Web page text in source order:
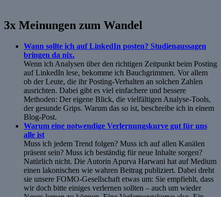
3x Meinungen zum Wandel
Wann sollte ich auf LinkedIn posten? Studienaussagen
bringen da nix.
Wenn ich Analysen über den richtigen Zeitpunkt beim Posting
auf LinkedIn lese, bekomme ich Bauchgrimmen. Vor allem
ob der Leute, die ihr Posting-Verhalten an solchen Zahlen
ausrichten. Dabei gibt es viel einfachere und bessere
Methoden: Der eigene Blick, die vielfältigen Analyse-Tools,
der gesunde Grips. Warum das so ist, beschreibe ich in einem
Blog-Post.
Warum eine notwendige Verlernungskurve gut für uns
alle ist
Muss ich jedem Trend folgen? Muss ich auf allen Kanälen
präsent sein? Muss ich beständig für neue Inhalte sorgen?
Natürlich nicht. Die Autorin Apurva Harwani hat auf Medium
einen lakonischen wie wahren Beitrag publiziert. Dabei dreht
sie unsere FOMO-Gesellschaft etwas um: Sie empfiehlt, dass
wir doch bitte einiges verlernen sollten – auch um wieder